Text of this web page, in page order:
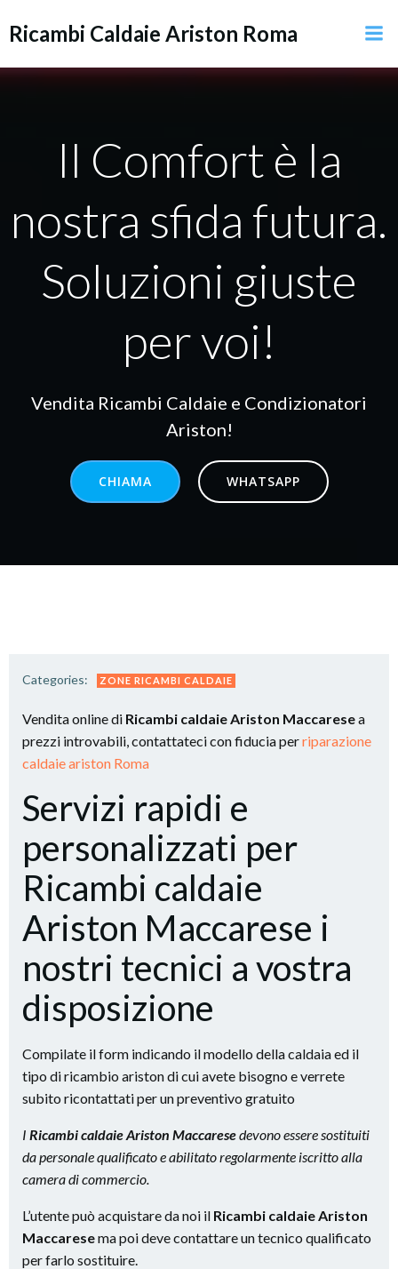
al
Ricambi Caldaie Ariston Roma
Il Comfort è la
nostra sfida futura.
Soluzioni giuste
per voi!
Vendita Ricambi Caldaie e Condizionatori
Ariston!
CHIAMA WHATSAPP
Categories: ZONE RICAMBI CALDAIE
Vendita online di Ricambi caldaie Ariston Maccaresea
prezzi introvabili, contattateci con fiducia perriparazione
caldaie ariston Roma
Servizi rapidi e
personalizzati per
Ricambi caldaie
Ariston Maccarese i
nostri tecnici a vostra
disposizione
Compilate il form indicando il modello della caldaia ed il
tipo di ricambio ariston di cui avete bisogno e verrete
subito ricontattati per un preventivo gratuito
I Ricambi caldaie Ariston Maccaresedevono essere sostituiti
da personale qualificato e abilitato regolarmente iscritto alla
camera di commercio.
L’utente può acquistare da noi il Ricambi caldaie Ariston
Maccaresema poi deve contattare un tecnico qualificato
per farlo sostituire.